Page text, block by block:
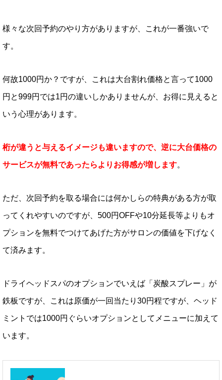
様々な次回予約のやり方がありますが、これが一番強いで
す。
何故1000円か？ですが、これは大台割れ価格と言って1000
円と999円では1円の違いしかありませんが、お得に見えると
いう心理があります。
桁が違うと与えるイメージも違いますので、逆に大台価格の
サービスが無料であったらよりお得感が増します。
ただ、次回予約を取る場合には何かしらの特典がある方が取
ってくれやすいのですが、500円OFFや10分延長等よりもオ
プションを無料でつけてあげた方がサロンの価値を下げなく
て済みます。
ドライヘッドスパのオプションでいえば「炭酸スプレー」が
鉄板ですが、これは原価が一回当たり30円程ですが、ヘッド
ミントでは1000円ぐらいオプションとしてメニューに加えて
います。